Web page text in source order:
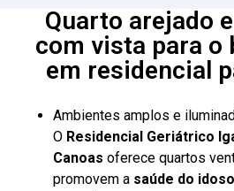
Quarto arejado
com vista para o
em residencial
Ambientes amplos e
O Residencial Geriátrico
Canoas oferece quartos
promovem a saúde do idoso